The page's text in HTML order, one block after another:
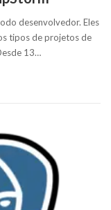
desenvolvedor. Eles
tipos de projetos de
13…